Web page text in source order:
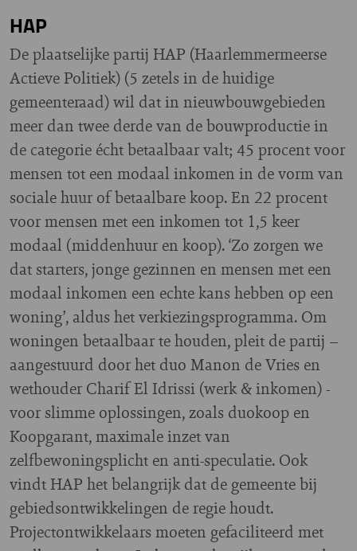
HAP
De plaatselijke partij HAP (Haarlemmermeerse
Actieve Politiek) (5 zetels in de huidige
gemeenteraad) wil dat in nieuwbouwgebieden
meer dan twee derde van de bouwproductie in
de categorie écht betaalbaar valt; 45 procent voor
mensen tot een modaal inkomen in de vorm van
sociale huur of betaalbare koop. En 22 procent
voor mensen met een inkomen tot 1,5 keer
modaal (middenhuur en koop). ‘Zo zorgen we
dat starters, jonge gezinnen en mensen met een
modaal inkomen een echte kans hebben op een
woning’, aldus het verkiezingsprogramma. Om
woningen betaalbaar te houden, pleit de partij –
aangestuurd door het duo Manon de Vries en
wethouder Charif El Idrissi (werk & inkomen) -
voor slimme oplossingen, zoals duokoop en
Koopgarant, maximale inzet van
zelfbewoningsplicht en anti-speculatie. Ook
vindt HAP het belangrijk dat de gemeente bij
gebiedsontwikkelingen de regie houdt.
Projectontwikkelaars moeten gefaciliteerd met